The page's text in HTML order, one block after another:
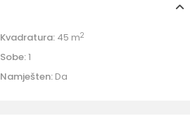
Kvadratura: 45 m2
Sobe:1
Namješten: Da